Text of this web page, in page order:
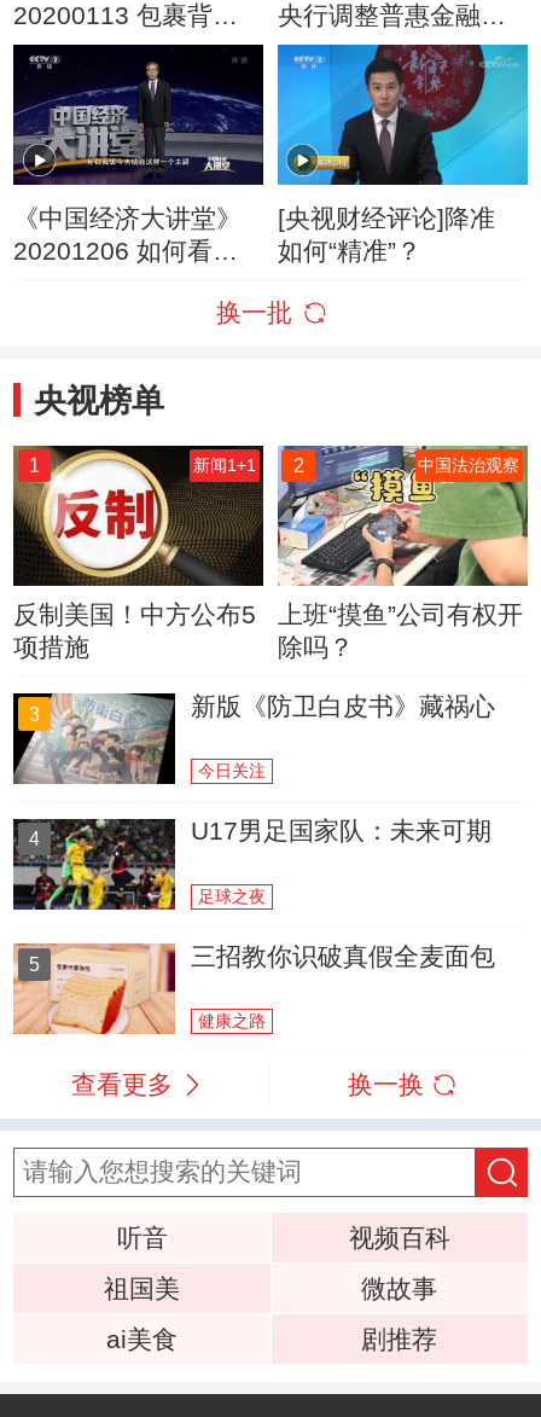
20200113 包裹背后
的“追梦人”
央行调整普惠金融定
向降准考核标准
《中国经济大讲堂》
20201206 如何看待
[央视财经评论]降准
如何“精准”？
换一批
央视榜单
1 新闻1+1
反制美国！中方公布5
项措施
2 中国法治观察
上班“摸鱼”公司有权开
除吗？
3 新版《防卫白皮书》藏祸心
今日关注
4 U17男足国家队：未来可期
足球之夜
5 三招教你识破真假全麦面包
健康之路
查看更多 换一换
听音
视频百科
祖国美
微故事
ai美食
剧推荐